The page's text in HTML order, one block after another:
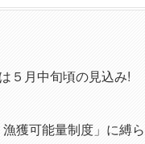
５月中旬頃の見込み!
獲可能量制度」に縛